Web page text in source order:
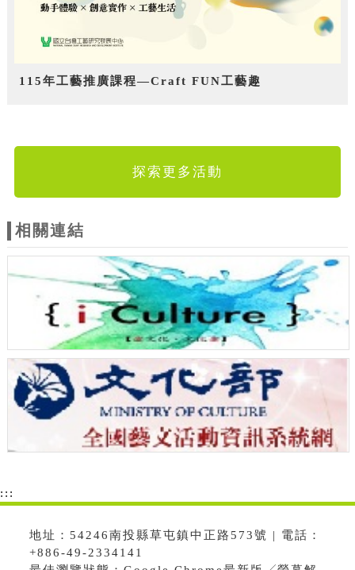
115年工藝推廣課程—Craft FUN工藝趣
探索更多活動
相關連結
:::
地址：54246南投縣草屯鎮中正路573號 | 電話：
+886-49-2334141